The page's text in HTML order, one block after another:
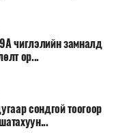
Өмнөд Солонгос
ашиглаж
шатаах үйлдвэрээс
төвлөрсөн лаг
дулаан, цахилгаан
чиглэлийн замналд
ор...
сондгой тоогоор